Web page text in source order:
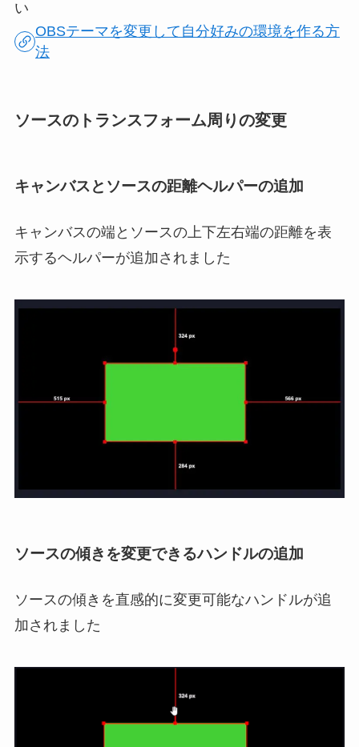
い
OBSテーマを変更して自分好みの環境を作る方
法
ソースのトランスフォーム周りの変更
キャンバスとソースの距離ヘルパーの追加
キャンバスの端とソースの上下左右端の距離を表
示するヘルパーが追加されました
ソースの傾きを変更できるハンドルの追加
ソースの傾きを直感的に変更可能なハンドルが追
加されました